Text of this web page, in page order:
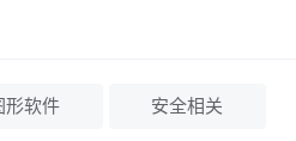
形软件 安全相关